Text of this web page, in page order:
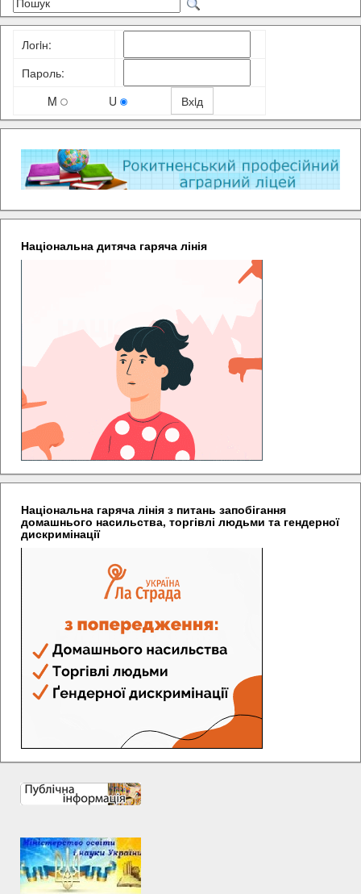
Логiн:
Пароль:
M
U
Національна дитяча гаряча лінія
Національна гаряча лінія з питань запобігання
домашнього насильства, торгівлі людьми та гендерної
дискримінації